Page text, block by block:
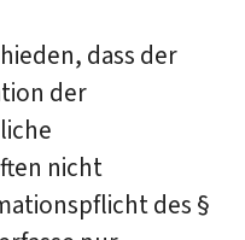
dass der
der
nicht
des §